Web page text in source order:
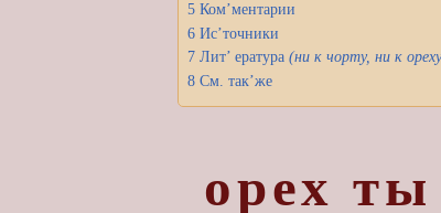
5 Ком’ментарии
6 Ис’точники
7 Лит’ ература(ни к чорту, ни к
8 См. так’же
орех ты